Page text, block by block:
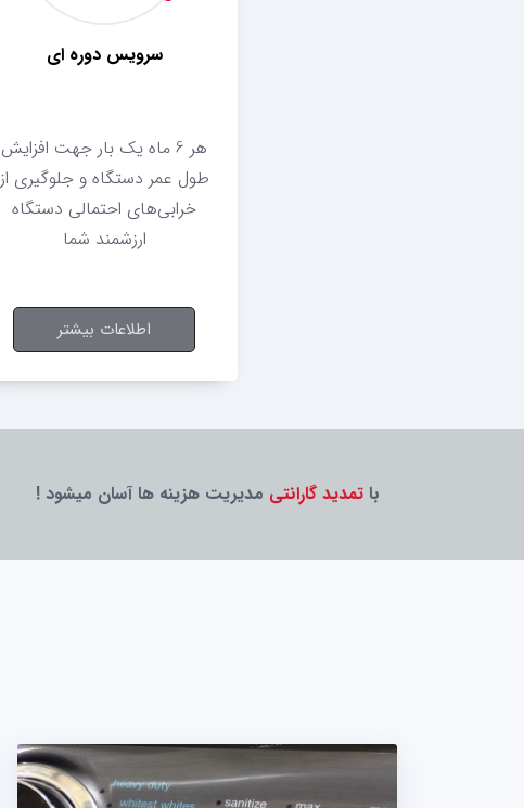
سرویس دوره ای
هر 6 ماه یک بار جهت افزایش
طول عمر دستگاه و جلوگیری از
خرابی‌های احتمالی دستگاه
ارزشمند شما
اطلاعات بیشتر
باتمدید گارانتی مدیریت هزینه ها آسان میشود !